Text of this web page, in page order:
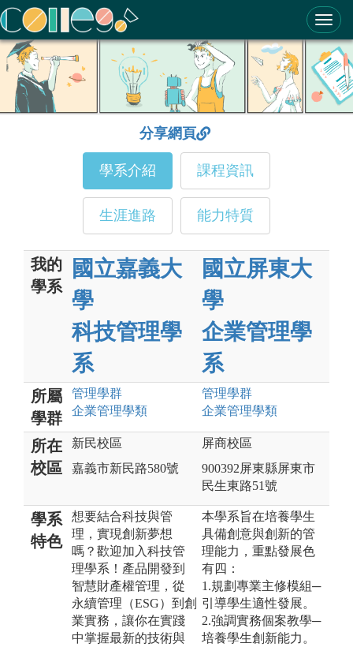
ColleGo! 大學選才與高中育才輔助系統
分享網頁
學系介紹 課程資訊
生涯進路 能力特質
我的
學系
國立嘉義大
學
科技管理學
系
國立屏東大
學
企業管理學
系
所屬
學群
管理學群
企業管理學類
管理學群
企業管理學類
所在
校區
新民校區
嘉義市新民路580號
屏商校區
900392屏東縣屏東市
民生東路51號
學系
特色
想要結合科技與管
理，實現創新夢想
嗎？歡迎加入科技管
理學系！產品開發到
智慧財產權管理，從
永續管理（ESG）到創
業實務，讓你在實踐
中掌握最新的技術與
本學系旨在培養學生
具備創意與創新的管
理能力，重點發展色
有四：
1.規劃專業主修模組─
引導學生適性發展。
2.強調實務個案教學─
培養學生創新能力。